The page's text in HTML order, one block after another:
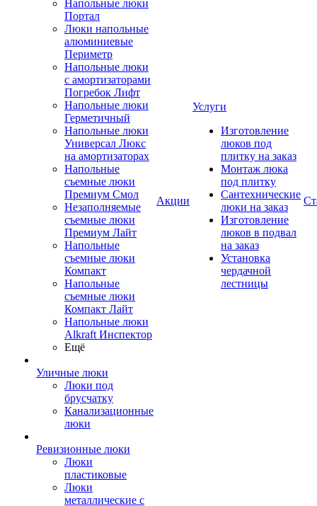
Напольные люки
Портал
Люки напольные
алюминиевые
Периметр
Напольные люки
с амортизаторами
Погребок Лифт
Напольные люки
Герметичный
Напольные люки
Универсал Люкс
на амортизаторах
Напольные
съемные люки
Премиум Смол
Незаполняемые
съемные люки
Премиум Лайт
Напольные
съемные люки
Компакт
Напольные
съемные люки
Компакт Лайт
Напольные люки
Alkraft Инспектор
Ещё
Уличные люки
Люки под
брусчатку
Канализационные
люки
Ревизионные люки
Люки
пластиковые
Люки
металлические с
Акции
Услуги
Изготовление
люков под
плитку на заказ
Монтаж люка
под плитку
Сантехнические
люки на заказ
Изготовление
люков в подвал
на заказ
Установка
чердачной
лестницы